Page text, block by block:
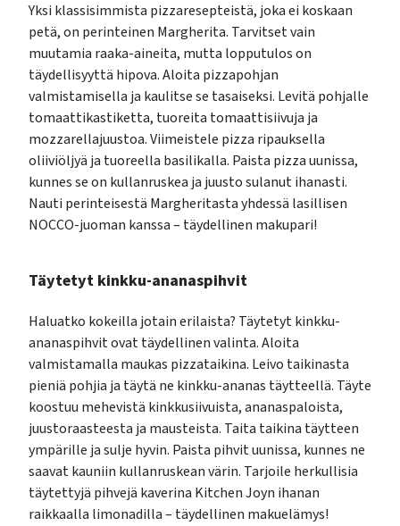
Yksi klassisimmista pizzaresepteistä, joka ei koskaan
petä, on perinteinen Margherita. Tarvitset vain
muutamia raaka-aineita, mutta lopputulos on
täydellisyyttä hipova. Aloita pizzapohjan
valmistamisella ja kaulitse se tasaiseksi. Levitä pohjalle
tomaattikastiketta, tuoreita tomaattisiivuja ja
mozzarellajuustoa. Viimeistele pizza ripauksella
oliiviöljyä ja tuoreella basilikalla. Paista pizza uunissa,
kunnes se on kullanruskea ja juusto sulanut ihanasti.
Nauti perinteisestä Margheritasta yhdessä lasillisen
NOCCO-juoman kanssa – täydellinen makupari!
Täytetyt kinkku-ananaspihvit
Haluatko kokeilla jotain erilaista? Täytetyt kinkku-
ananaspihvit ovat täydellinen valinta. Aloita
valmistamalla maukas pizzataikina. Leivo taikinasta
pieniä pohjia ja täytä ne kinkku-ananas täytteellä. Täyte
koostuu mehevistä kinkkusiivuista, ananaspaloista,
juustoraasteesta ja mausteista. Taita taikina täytteen
ympärille ja sulje hyvin. Paista pihvit uunissa, kunnes ne
saavat kauniin kullanruskean värin. Tarjoile herkullisia
täytettyjä pihvejä kaverina Kitchen Joyn ihanan
raikkaalla limonadilla – täydellinen makuelämys!